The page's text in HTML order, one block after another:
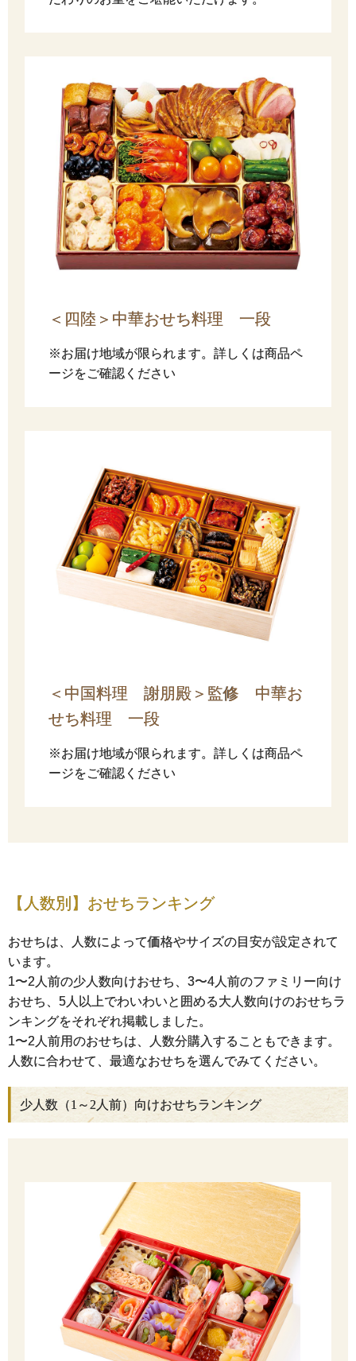
＜四陸＞中華おせち料理 一段
※お届け地域が限られます。詳しくは商品ペ
ージをご確認ください
＜中国料理 謝朋殿＞監修 中華お
せち料理 一段
※お届け地域が限られます。詳しくは商品ペ
ージをご確認ください
【人数別】おせちランキング
おせちは、人数によって価格やサイズの目安が設定されて
います。
1〜2人前の少人数向けおせち、3〜4人前のファミリー向け
おせち、5人以上でわいわいと囲める大人数向けのおせちラ
ンキングをそれぞれ掲載しました。
1〜2人前用のおせちは、人数分購入することもできます。
人数に合わせて、最適なおせちを選んでみてください。
少人数（1～2人前）向けおせちランキング